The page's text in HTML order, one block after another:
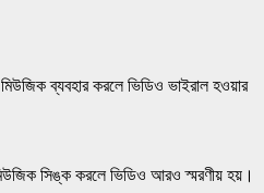
ব্যবহার করলে ভিডিও ভাইরাল হওয়ার
সিঙ্ক করলে ভিডিও আরও স্মরণীয় হয়।